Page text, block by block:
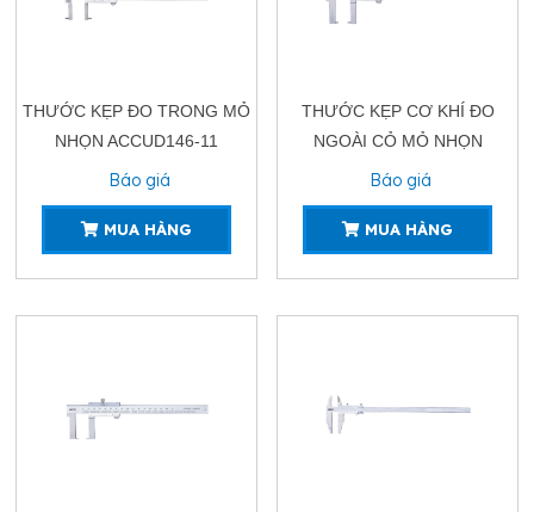
THƯỚC KẸP ĐO TRONG MỎ
NHỌN ACCUD146-11
Báo giá
MUA HÀNG
THƯỚC KẸP CƠ KHÍ ĐO
NGOÀI CỎ MỎ NHỌN
ACCUD144-11
Báo giá
MUA HÀNG